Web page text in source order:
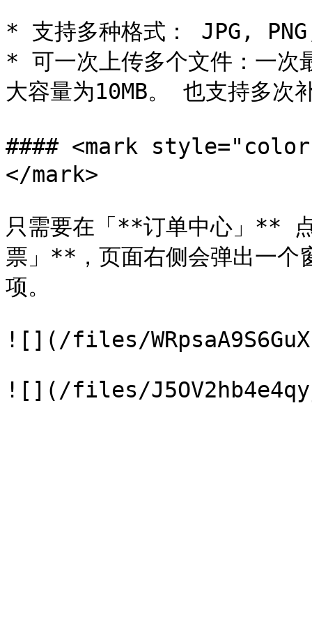
* 支持多种格式： JPG,
* 可一次上传多个文件：一次
大容量为10MB。 也支持多次
#### <mark
</mark>
只需要在「**订单中心」**
票」**，页面右侧会弹出一
项。
![](/files/